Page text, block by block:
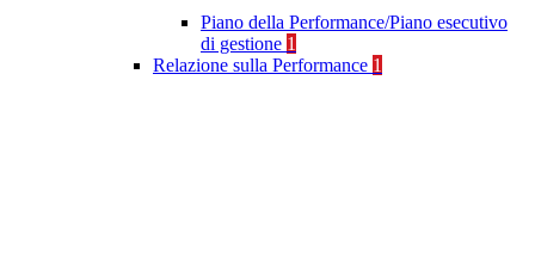
Piano della Performance/Piano esecutivo
di gestione 1
Relazione sulla Performance 1